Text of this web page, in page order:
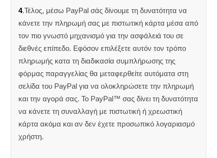
4.Τέλος, μέσω PayPal σάς δίνουμε τη δυνατότητα να
κάνετε την πληρωμή σας με πιστωτική κάρτα μέσα από
τον πιο γνωστό μηχανισμό για την ασφάλειά του σε
διεθνές επίπεδο. Εφόσον επιλέξετε αυτόν τον τρόπο
πληρωμής κατα τη διαδικασία συμπλήρωσης της
φόρμας παραγγελίας θα μεταφερθείτε αυτόματα στη
σελίδα του PayPal για να ολοκληρώσετε την πληρωμή
και την αγορά σας. Το PayPal™ σας δίνει τη δυνατότητα
να κάνετε τη συναλλαγή με πιστωτική ή χρεωστική
κάρτα ακόμα και αν δεν έχετε προσωπικό λογαριασμό
χρήστη.